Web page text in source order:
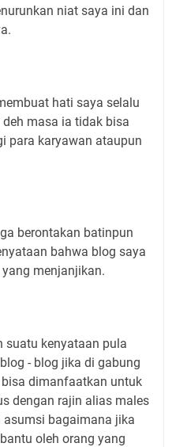
niat saya ini dan
hati saya selalu
masa ia tidak bisa
para karyawan ataupun
berontakan batinpun
bahwa blog saya
menjanjikan.
suatu kenyataan pula
- blog jika di gabung
dimanfaatkan untuk
dengan rajin alias males
bagaimana jika
oleh orang yang